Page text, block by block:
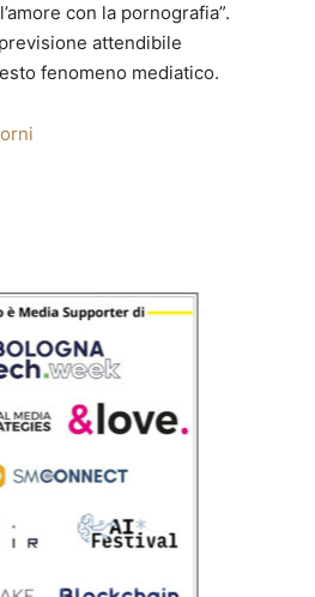
con la pornografia”.
attendibile
fenomeno mediatico.